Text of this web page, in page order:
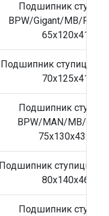
Подшипник
BPW/Gigant/MB/ROR/
65x120x41
Подшипник ступицы
70x125x41
Подшипник
BPW/MAN/MB/
75x130x43.3
Подшипник ступицы
80x140x46
Подшипник